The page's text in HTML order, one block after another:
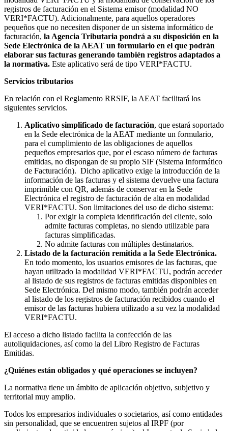
registros de facturación en el Sistema emisor (modalidad NO
VERI*FACTU). Adicionalmente, para aquellos operadores
pequeños que no necesiten disponer de un sistema informático de
facturación, la Agencia Tributaria pondrá a su disposición en la
Sede Electrónica de la AEAT un formulario en el que podrán
elaborar sus facturas generando también registros adaptados a
la normativa. Este aplicativo será de tipo VERI*FACTU.
Servicios tributarios
En relación con el Reglamento RRSIF, la AEAT facilitará los
siguientes servicios.
Aplicativo simplificado de facturación, que estará soportado
en la Sede electrónica de la AEAT mediante un formulario,
para el cumplimiento de las obligaciones de aquellos
pequeños empresarios que, por el escaso número de facturas
emitidas, no dispongan de su propio SIF (Sistema Informático
de Facturación). Dicho aplicativo exige la introducción de la
información de las facturas y el sistema devuelve una factura
imprimible con QR, además de conservar en la Sede
Electrónica el registro de facturación de alta en modalidad
VERI*FACTU. Son limitaciones del uso de dicho sistema:
Por exigir la completa identificación del cliente, solo
admite facturas completas, no siendo utilizable para
facturas simplificadas.
No admite facturas con múltiples destinatarios.
Listado de la facturación remitida a la Sede Electrónica.
En todo momento, los usuarios emisores de las facturas, que
hayan utilizado la modalidad VERI*FACTU, podrán acceder
al listado de sus registros de facturas emitidas disponibles en
Sede Electrónica. Del mismo modo, también podrán acceder
al listado de los registros de facturación recibidos cuando el
emisor de las facturas hubiera utilizado a su vez la modalidad
VERI*FACTU.
El acceso a dicho listado facilita la confección de las
autoliquidaciones, así como la del Libro Registro de Facturas
Emitidas.
¿Quiénes están obligados y qué operaciones se incluyen?
La normativa tiene un ámbito de aplicación objetivo, subjetivo y
territorial muy amplio.
Todos los empresarios individuales o societarios, así como entidades
sin personalidad, que se encuentren sujetos al IRPF (por